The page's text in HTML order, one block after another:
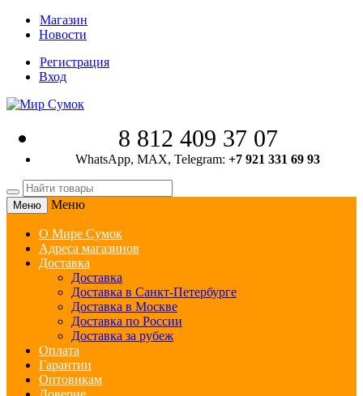
Магазин
Новости
Регистрация
Вход
8 812 409 37 07
WhatsApp, MAX, Telegram: +7 921 331 69 93
Меню Меню
О Мире Сумок
Адреса магазинов
Доставка
Доставка
Доставка в Санкт-Петербурге
Доставка в Москве
Доставка по России
Доставка за рубеж
Оплата
Гарантии
Оптовикам